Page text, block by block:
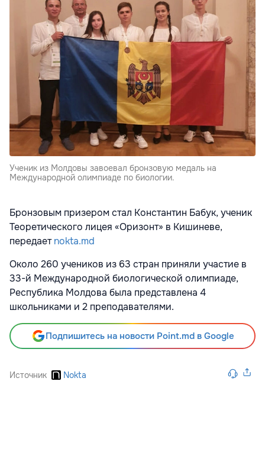
Ученик из Молдовы завоевал бронзовую медаль на
Международной олимпиаде по биологии.
Бронзовым призером стал Константин Бабук, ученик
Теоретического лицея «Оризонт» в Кишиневе,
передаетnokta.md
Около 260 учеников из 63 стран приняли участие в
33-й Международной биологической олимпиаде,
Республика Молдова была представлена 4
школьниками и 2 преподавателями.
Подпишитесь на новости Point.md в Google
Источник Nokta